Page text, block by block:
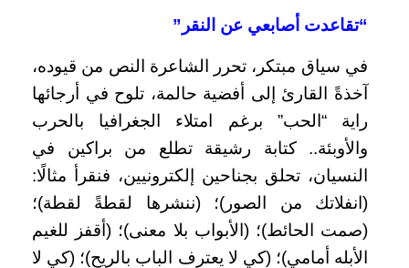
“تقاعدت أصابعي عن النقر”
في سياق مبتكر، تحرر الشاعرة النص من قيوده،
آخذةً القارئ إلى أفضية حالمة، تلوح في أرجائها
راية “الحب” برغم امتلاء الجغرافيا بالحرب
والأوبئة.. كتابة رشيقة تطلع من براكين في
النسيان، تحلق بجناحين إلكترونيين، فنقرأ مثالًا:
(انفلاتك من الصور)؛ (ننشرها لقطةً لقطة)؛
(صمت الحائط)؛ (الأبواب بلا معنى)؛ (أقفز للغيم
الأبله أمامي)؛ (كي لا يعترف الباب بالريح)؛ (كي لا